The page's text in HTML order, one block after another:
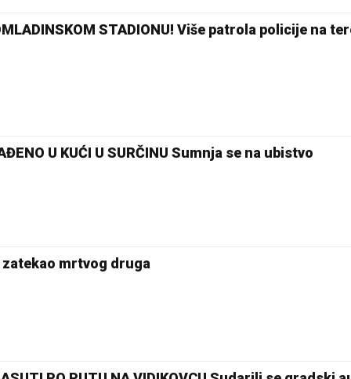
STADIONU! Više patrola policije na
U KUĆI U SURČINU Sumnja se na ubistvo
zatekao mrtvog druga